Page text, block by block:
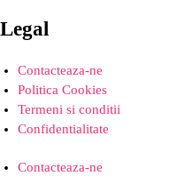
Legal
Contacteaza-ne
Politica Cookies
Termeni si conditii
Confidentialitate
Contacteaza-ne